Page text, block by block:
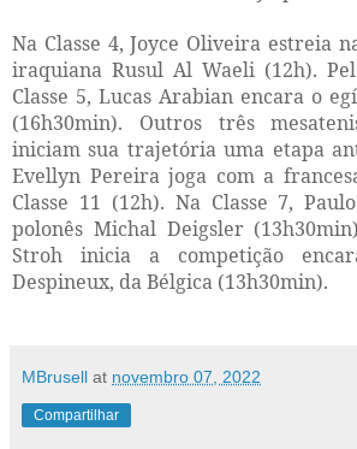
Na Classe 4, Joyce Oliveira estreia
iraquiana Rusul Al Waeli (12h).
Classe 5, Lucas Arabian encara o
(16h30min). Outros três
iniciam sua trajetória uma etapa
Evellyn Pereira joga com a
Classe 11 (12h). Na Classe 7,
polonês Michal Deigsler
Stroh inicia a competição
Despineux, da Bélgica (13h30min).
MBrusell at novembro 07, 2022
Compartilhar